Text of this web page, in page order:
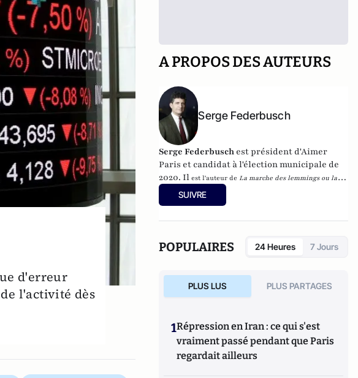
d'erreur
l'activité dès
A PROPOS DES AUTEURS
Serge Federbusch
Serge Federbusch est président d'Aimer
Paris et candidat à l'élection municipale de
2020. Il est l'auteur deLa marche des lemmings ou la 2e
mort de Charlie
fatal quinquennat, chez Plon.
SUIVRE
POPULAIRES 24 Heures 7 Jours
PLUS LUS PLUS PARTAGES
1Répression en Iran : ce qui s'est
vraiment passé pendant que Paris
regardait ailleurs